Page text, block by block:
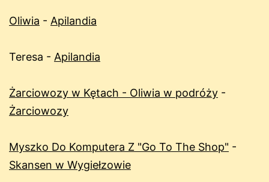
Oliwia - Apilandia
Teresa - Apilandia
Żarciowozy w Kętach - Oliwia w podróży -
Żarciowozy
Myszko Do Komputera Z "Go To The Shop" -
Skansen w Wygiełzowie